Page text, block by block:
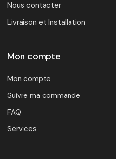
Nous contacter
Livraison et Installation
Mon compte
Mon compte
Suivre ma commande
FAQ
Services